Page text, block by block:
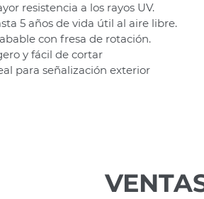
resistencia a los rayos UV.
5 años de vida útil al aire libre.
con fresa de rotación.
y fácil de cortar
para señalización exterior